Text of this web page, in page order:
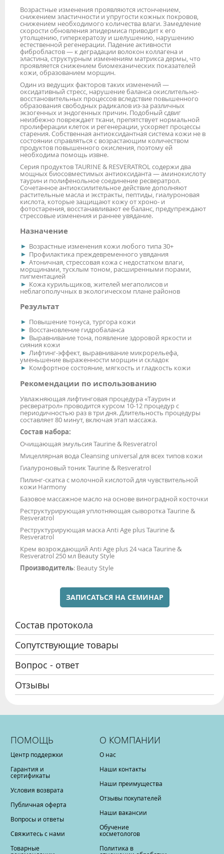
Возрастные изменения проявляются истончением,
снижением эластичности и упругости кожных покровов,
снижением необходимого количества влаги. Замедление
скорости обновления эпидермиса приводит к его
утолщению, гиперкератозу и шелушению, нарушению
естественной регенерации. Падение активности
фибробластов — к деградации волокон коллагена и
эластина, структурным изменениям матрикса дермы, что
проявляется снижением биомеханических показателей
кожи, образованием морщин.
Один из ведущих факторов таких изменений —
оксидативный стресс, нарушение баланса окислительно-
восстановительных процессов вследствие повышенного
образования свободных радикалов из-за различных
экзогенных и эндогенных причин. Подобный сдвиг
неизбежно повреждает ткани, препятствует нормальной
пролиферации клеток и регенерации, ускоряет процессы
старения. Собственная антиоксидантная система кожи не в
состоянии справляться с возрастающим количеством
продуктов повышенного окисления, поэтому ей
необходима помощь извне.
Серия продуктов TAURINE & RESVERATROL содержи два
мощных биосовместимых антиоксиданта — аминокислоту
таурин и полифенольное соединение ресвератрол.
Сочетанное антиоксилительное действие дополняют
растительные масла и экстракты, пептиды, гиалуроновая
кислота, которые защищают кожу от хроно- и
фотостарения, восстанавливают ее баланс, предупреждают
стрессовые изменения и раннее увядание.
Назначение
Возрастные изменения кожи любого типа 30+
Профилактика преждевременного увядания
Атоничная, стрессовая кожа с недостатком влаги,
морщинами, тусклым тоном, расширенными порами,
пигментацией
Кожа курильщиков, жителей мегаполисов и
неблагополучных в экологическом плане районов
Результат
Повышение тонуса, тургора кожи
Восстановление гидробаланса
Выравнивание тона, появление здоровой яркости и
сияния кожи
Лифтинг-эффект, выравнивание микрорельефа,
уменьшение выраженности морщин и складок
Комфортное состояние, мягкость и гладкость кожи
Рекомендации по использованию
Увлажняющая лифтинговая процедура «Таурин и
ресвератрол» проводится курсом 10-12 процедур с
периодичностью раз в три дня. Длительность процедуры
составляет 80 минут, включая этап массажа.
Состав набора:
Очищающая эмульсия Taurine & Resveratrol
Мицеллярная вода Cleansing universal для всех типов кожи
Гиалуроновый тоник Taurine & Resveratrol
Пилинг-скатка с молочной кислотой для чувствительной
кожи Harmony
Базовое массажное масло на основе виноградной косточки
Реструктурирующая уплотняющая сыворотка Taurine &
Resveratrol
Реструктурирующая маска Anti Age plus Taurine &
Resveratrol
Крем возрождающий Anti Age plus 24 часа Taurine &
Resveratrol 250 мл Beauty Style
Производитель: Beauty Style
ЗАПИСАТЬСЯ НА СЕМИНАР
Состав протокола
Сопутствующие товары
Вопрос - ответ
Отзывы
ПОМОЩЬ
Центр поддержки
Гарантия и
сертификаты
Условия возврата
Публичная оферта
Вопросы и ответы
Свяжитесь с нами
Товарные
О КОМПАНИИ
О нас
Наши контакты
Наши преимущества
Отзывы покупателей
Наши вакансии
Обучение
косметологов
Политика в